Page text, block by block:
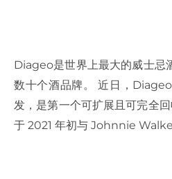
Diageo是世界上最大的威士
数十个酒品牌。 近日，
发，是第一个可扩展且可完全
于 2021 年初与 Johnnie